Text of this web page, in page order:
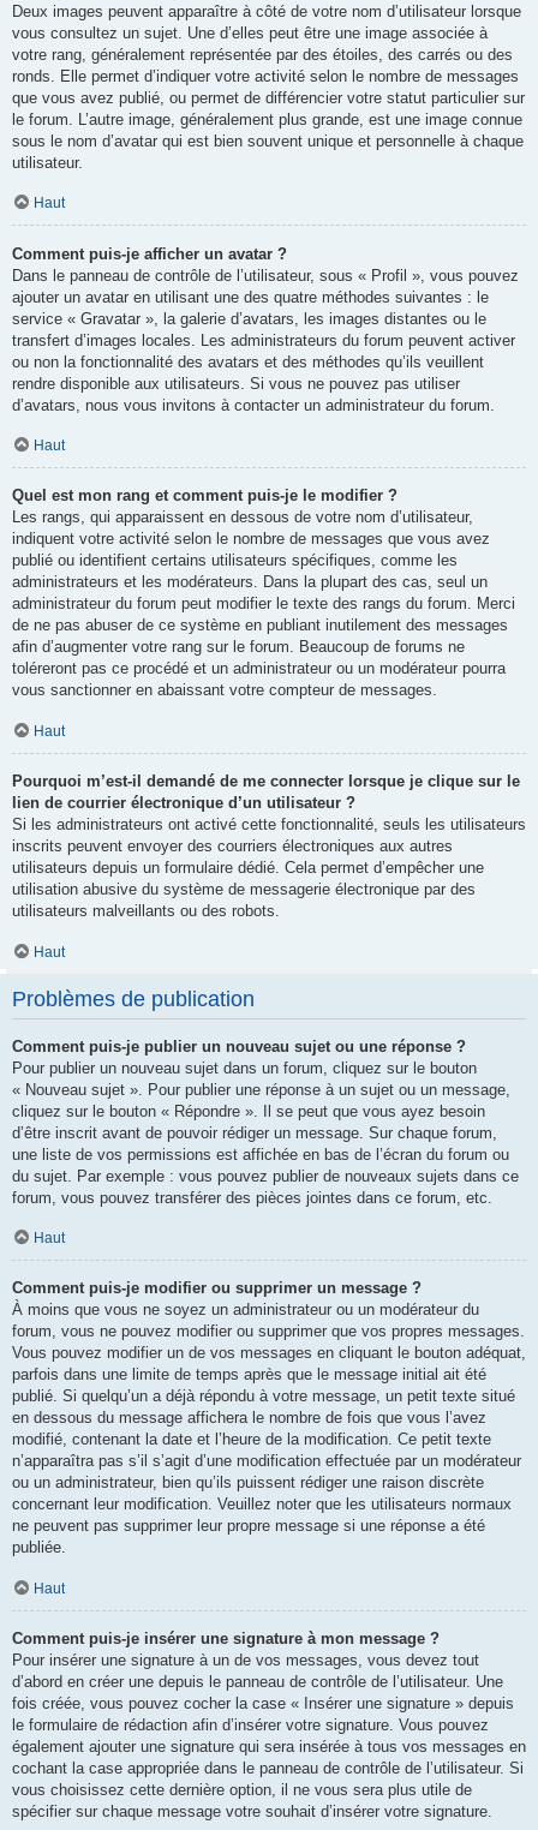
Deux images peuvent apparaître à côté de votre nom d’utilisateur lorsque
vous consultez un sujet. Une d’elles peut être une image associée à
votre rang, généralement représentée par des étoiles, des carrés ou des
ronds. Elle permet d’indiquer votre activité selon le nombre de messages
que vous avez publié, ou permet de différencier votre statut particulier sur
le forum. L’autre image, généralement plus grande, est une image connue
sous le nom d’avatar qui est bien souvent unique et personnelle à chaque
utilisateur.
Haut
Comment puis-je afficher un avatar ?
Dans le panneau de contrôle de l’utilisateur, sous « Profil », vous pouvez
ajouter un avatar en utilisant une des quatre méthodes suivantes : le
service « Gravatar », la galerie d’avatars, les images distantes ou le
transfert d’images locales. Les administrateurs du forum peuvent activer
ou non la fonctionnalité des avatars et des méthodes qu’ils veuillent
rendre disponible aux utilisateurs. Si vous ne pouvez pas utiliser
d’avatars, nous vous invitons à contacter un administrateur du forum.
Haut
Quel est mon rang et comment puis-je le modifier ?
Les rangs, qui apparaissent en dessous de votre nom d’utilisateur,
indiquent votre activité selon le nombre de messages que vous avez
publié ou identifient certains utilisateurs spécifiques, comme les
administrateurs et les modérateurs. Dans la plupart des cas, seul un
administrateur du forum peut modifier le texte des rangs du forum. Merci
de ne pas abuser de ce système en publiant inutilement des messages
afin d’augmenter votre rang sur le forum. Beaucoup de forums ne
toléreront pas ce procédé et un administrateur ou un modérateur pourra
vous sanctionner en abaissant votre compteur de messages.
Haut
Pourquoi m’est-il demandé de me connecter lorsque je clique sur le
lien de courrier électronique d’un utilisateur ?
Si les administrateurs ont activé cette fonctionnalité, seuls les utilisateurs
inscrits peuvent envoyer des courriers électroniques aux autres
utilisateurs depuis un formulaire dédié. Cela permet d’empêcher une
utilisation abusive du système de messagerie électronique par des
utilisateurs malveillants ou des robots.
Haut
Problèmes de publication
Comment puis-je publier un nouveau sujet ou une réponse ?
Pour publier un nouveau sujet dans un forum, cliquez sur le bouton
« Nouveau sujet ». Pour publier une réponse à un sujet ou un message,
cliquez sur le bouton « Répondre ». Il se peut que vous ayez besoin
d’être inscrit avant de pouvoir rédiger un message. Sur chaque forum,
une liste de vos permissions est affichée en bas de l’écran du forum ou
du sujet. Par exemple : vous pouvez publier de nouveaux sujets dans ce
forum, vous pouvez transférer des pièces jointes dans ce forum, etc.
Haut
Comment puis-je modifier ou supprimer un message ?
À moins que vous ne soyez un administrateur ou un modérateur du
forum, vous ne pouvez modifier ou supprimer que vos propres messages.
Vous pouvez modifier un de vos messages en cliquant le bouton adéquat,
parfois dans une limite de temps après que le message initial ait été
publié. Si quelqu’un a déjà répondu à votre message, un petit texte situé
en dessous du message affichera le nombre de fois que vous l’avez
modifié, contenant la date et l’heure de la modification. Ce petit texte
n’apparaîtra pas s’il s’agit d’une modification effectuée par un modérateur
ou un administrateur, bien qu’ils puissent rédiger une raison discrète
concernant leur modification. Veuillez noter que les utilisateurs normaux
ne peuvent pas supprimer leur propre message si une réponse a été
publiée.
Haut
Comment puis-je insérer une signature à mon message ?
Pour insérer une signature à un de vos messages, vous devez tout
d’abord en créer une depuis le panneau de contrôle de l’utilisateur. Une
fois créée, vous pouvez cocher la case « Insérer une signature » depuis
le formulaire de rédaction afin d’insérer votre signature. Vous pouvez
également ajouter une signature qui sera insérée à tous vos messages en
cochant la case appropriée dans le panneau de contrôle de l’utilisateur. Si
vous choisissez cette dernière option, il ne vous sera plus utile de
spécifier sur chaque message votre souhait d’insérer votre signature.